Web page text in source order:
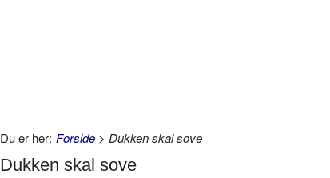
Du er her: Forside > Dukken skal sove
Dukken skal sove